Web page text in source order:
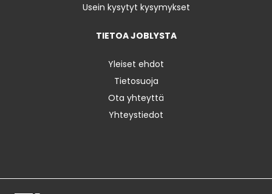
Usein kysytyt kysymykset
TIETOA JOBLYSTA
Yleiset ehdot
Tietosuoja
Ota yhteyttä
Yhteystiedot